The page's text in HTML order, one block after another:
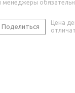
менеджеры
Поделиться
Цена